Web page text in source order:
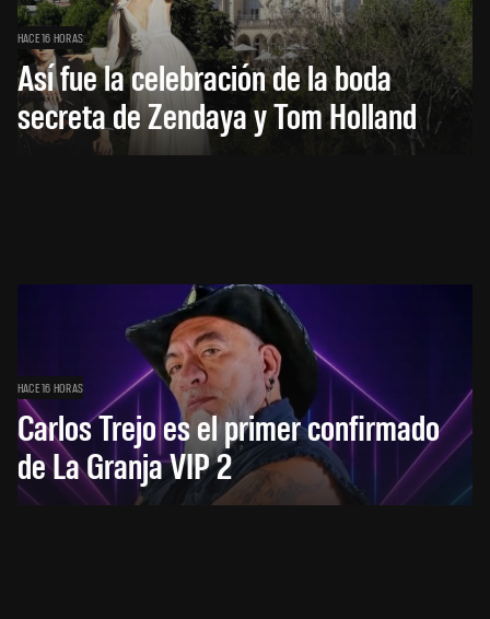
HACE 16 HORAS
Así fue la celebración de la boda
secreta de Zendaya y Tom Holland
HACE 16 HORAS
Carlos Trejo es el primer confirmado
de La Granja VIP 2